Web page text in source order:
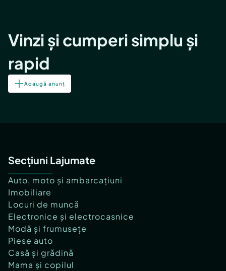
Vinzi și cumperi simplu și
rapid
Adaugă anunț
Secțiuni Lajumate
Auto, moto și ambarcațiuni
Imobiliare
Locuri de muncă
Electronice și electrocasnice
Modă și frumusețe
Piese auto
Casă și grădină
Mama și copilul